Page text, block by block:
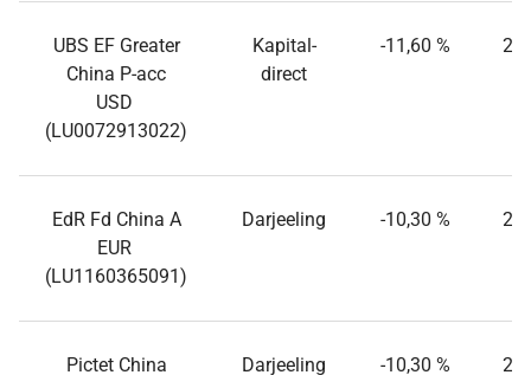
UBS EF Greater
China P-acc
USD
(LU0072913022)
Kapital-
direct
-11,60 %
EdR Fd China A
EUR
(LU1160365091)
Darjeeling -10,30 %
Pictet China
Darjeeling -10,30 %